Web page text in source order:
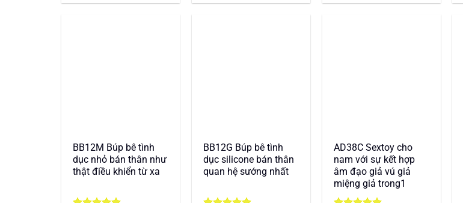
BB12M Búp bê tình
dục nhỏ bán thân như
thật điều khiển từ xa
BB12G Búp bê tình
dục silicone bán thân
quan hệ sướng nhất
AD38C Sextoy cho
nam với sự kết hợp
âm đạo giả vú giả
miệng giả trong1